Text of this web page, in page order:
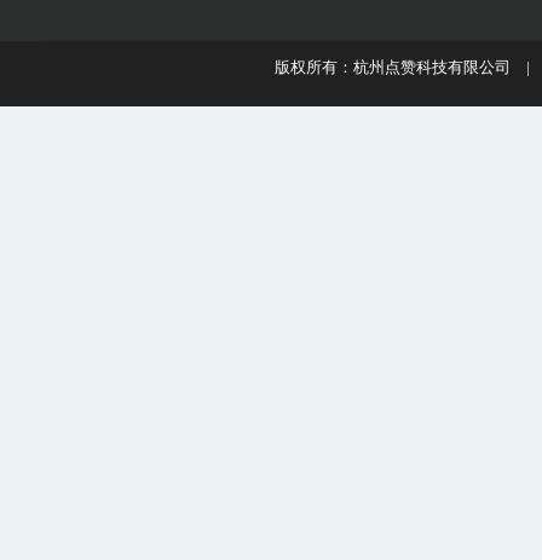
版权所有：杭州点赞科技有限公司